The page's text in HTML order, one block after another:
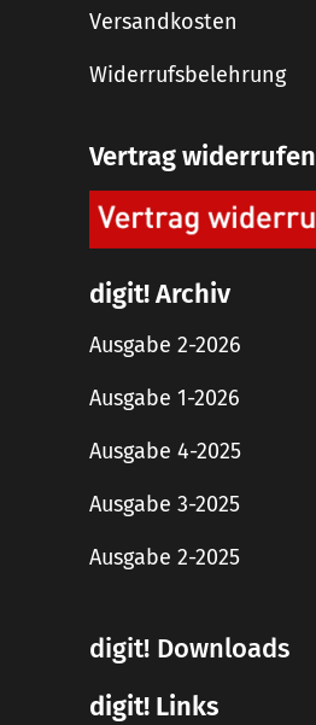
Versandkosten
Widerrufsbelehrung
Vertrag widerrufen
digit! Archiv
Ausgabe 2-2026
Ausgabe 1-2026
Ausgabe 4-2025
Ausgabe 3-2025
Ausgabe 2-2025
digit! Downloads
digit! Links